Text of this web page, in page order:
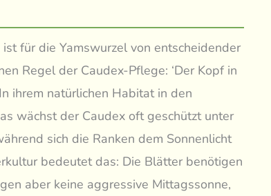
für die Yamswurzel von entscheidender
Regel der Caudex-Pflege: ‘Der Kopf in
ihrem natürlichen Habitat in den
wächst der Caudex oft geschützt unter
sich die Ranken dem Sonnenlicht
bedeutet das: Die Blätter benötigen
aber keine aggressive Mittagssonne,